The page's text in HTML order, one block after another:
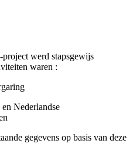
werd stapsgewijs
waren :
Nederlandse
gegevens op basis van deze